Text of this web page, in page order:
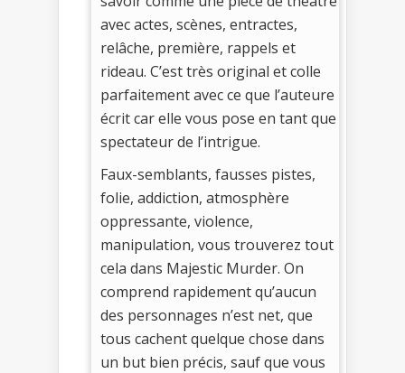
avec actes, scènes, entractes,
relâche, première, rappels et
rideau. C’est très original et colle
parfaitement avec ce que l’auteure
écrit car elle vous pose en tant que
spectateur de l’intrigue.
Faux-semblants, fausses pistes,
folie, addiction, atmosphère
oppressante, violence,
manipulation, vous trouverez tout
cela dans Majestic Murder. On
comprend rapidement qu’aucun
des personnages n’est net, que
tous cachent quelque chose dans
un but bien précis, sauf que vous